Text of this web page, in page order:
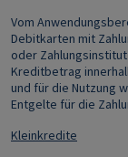
Vom
Debitkarten mit
oder
Kreditbetrag
und für die Nutzung
Entgelte für die
Kleinkredite